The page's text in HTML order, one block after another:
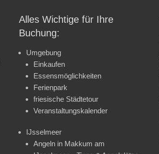
Alles Wichtige für Ihre
Buchung:
Umgebung
Einkaufen
Essensmöglichkeiten
Ferienpark
friesische Städtetour
Veranstaltungskalender
IJsselmeer
Angeln in Makkum am